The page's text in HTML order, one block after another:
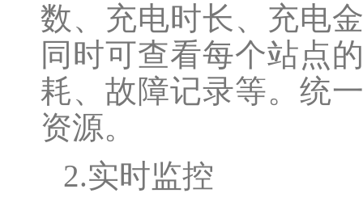
数、充电时长、充电
同时可查看每个站点
耗、故障记录等。统
资源。
2.实时监控